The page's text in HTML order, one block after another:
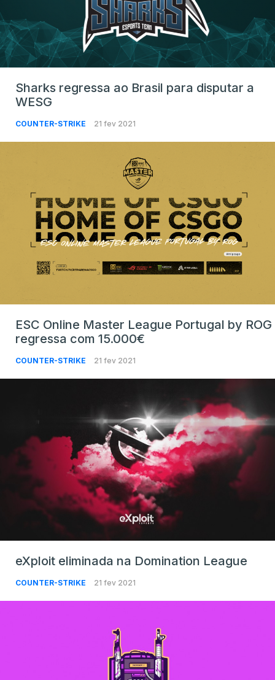
Sharks regressa ao Brasil para disputar a
WESG
COUNTER-STRIKE 21 fev 2021
ESC Online Master League Portugal by ROG
regressa com 15.000€
COUNTER-STRIKE 21 fev 2021
eXploit eliminada na Domination League
COUNTER-STRIKE 21 fev 2021